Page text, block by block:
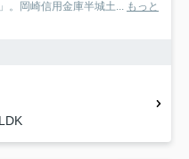
。岡崎信用金庫半城土... もっと